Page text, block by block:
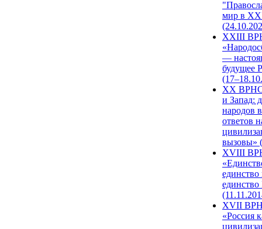
мир в
XXIII
—
будущее
XX ВРНС
и Запад:
народов
ответов
вызовы»
XVIII
единство
единство
XVII
«Россия